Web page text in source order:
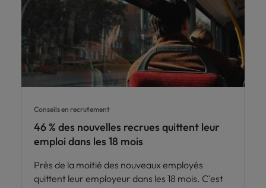
Conseils en recrutement
46 % des nouvelles recrues quittent leur
emploi dans les 18 mois
Près de la moitié des nouveaux employés
quittent leur employeur dans les 18 mois. C'est